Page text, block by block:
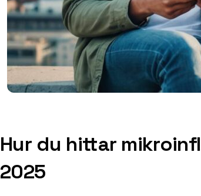
Hur du hittar
2025